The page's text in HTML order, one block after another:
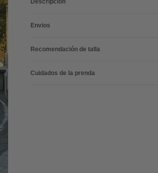
Envios
Recomendación de talla
Cuidados de la prenda